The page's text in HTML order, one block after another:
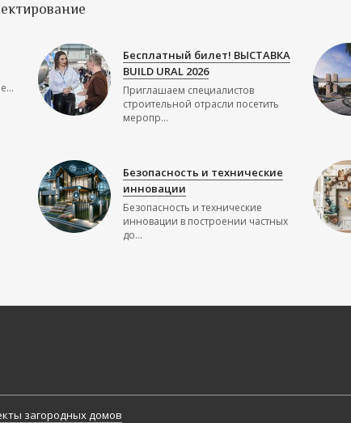
Бесплатный билет! ВЫСТАВКА
BUILD URAL 2026
Приглашаем специалистов
строительной отрасли посетить
меропр...
Безопасность и технические
инновации
Безопасность и технические
инновации в построении частных
до...
загородных домов